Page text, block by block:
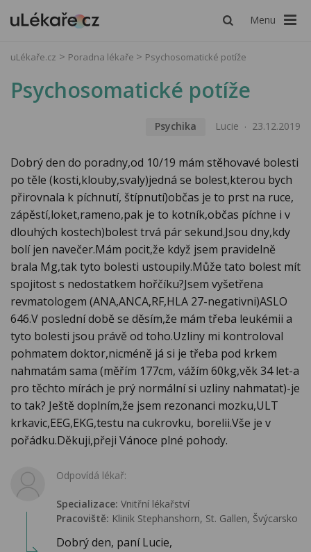
Menu
uLékaře.cz Poradna lékaře Psychosomatické potíže
Psychosomatické potíže
Psychika Lucie 23.12.2019
Dobrý den do poradny,od 10/19 mám stěhovavé bolesti
po těle (kosti,klouby,svaly)jedná se bolest,kterou bych
přirovnala k píchnutí, štípnutí)občas je to prst na ruce,
zápěstí,loket,rameno,pak je to kotník,občas píchne i v
dlouhých kostech)bolest trvá pár sekund.Jsou dny,kdy
bolí jen navečer.Mám pocit,že když jsem pravidelně
brala Mg,tak tyto bolesti ustoupily.Může tato bolest mít
spojitost s nedostatkem hořčíku?Jsem vyšetřena
revmatologem (ANA,ANCA,RF,HLA 27-negativni)ASLO
646.V poslední době se děsím,že mám třeba leukémii a
tyto bolesti jsou právě od toho.Uzliny mi kontroloval
pohmatem doktor,nicméně já si je třeba pod krkem
nahmatám sama (měřím 177cm, vážím 60kg,věk 34 let-a
pro těchto mírách je prý normální si uzliny nahmatat)-je
to tak? Ještě doplním,že jsem rezonanci mozku,ULT
krkavic,EEG,EKG,testu na cukrovku, borelii.Vše je v
pořádku.Děkuji,přeji Vánoce plné pohody.
Odpovídá lékař:
Specializace: Vnitřní lékařství
Pracoviště: Klinik Stephanshorn, St. Gallen, Švýcarsko
Dobrý den, paní Lucie,